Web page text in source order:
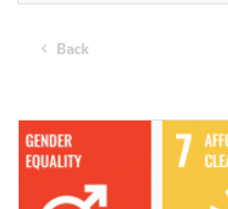
chevron_left Back